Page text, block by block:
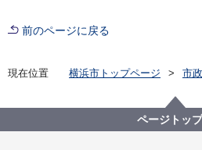
前のページに戻る
現在位置 横浜市トップページ
市
横浜市情報公開・個人情報
ついて
ページトッ